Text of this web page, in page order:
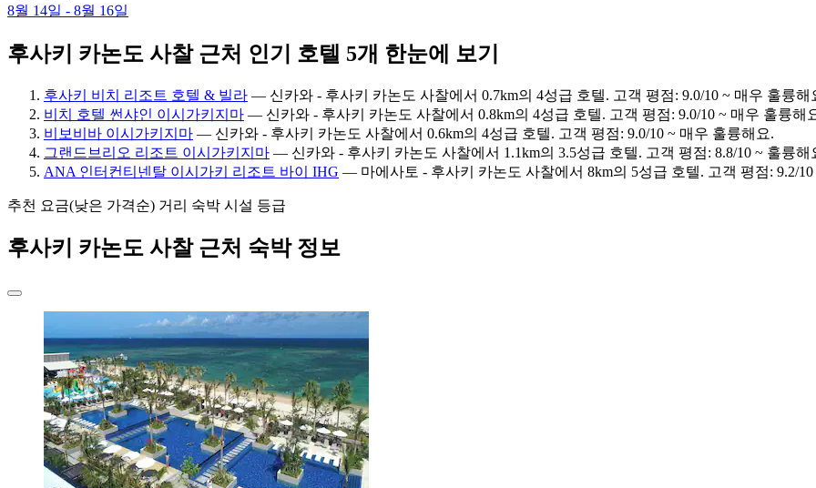
8월 14일 - 8월 16일
후사키 카논도 사찰 근처 인기 호텔 5개 한눈에 보기
후사키 비치 리조트 호텔 & 빌라 — 신카와 - 후사키 카논도 사찰에서 0.7km의 4성급 호텔. 고객 평점: 9.0/10 ~ 매우 훌륭해
비치 호텔 썬샤인 이시가키지마 — 신카와 - 후사키 카논도 사찰에서 0.8km의 4성급 호텔. 고객 평점: 9.0/10 ~ 매우 훌륭해
비보비바 이시가키지마 — 신카와 - 후사키 카논도 사찰에서 0.6km의 4성급 호텔. 고객 평점: 9.0/10 ~ 매우 훌륭해요.
그랜드브리오 리조트 이시가키지마 — 신카와 - 후사키 카논도 사찰에서 1.1km의 3.5성급 호텔. 고객 평점: 8.8/10 ~ 훌륭해
ANA 인터컨티넨탈 이시가키 리조트 바이 IHG — 마에사토 - 후사키 카논도 사찰에서 8km의 5성급 호텔. 고객 평점: 9.2/
추천 요금(낮은 가격순) 거리 숙박 시설 등급
후사키 카논도 사찰 근처 숙박 정보